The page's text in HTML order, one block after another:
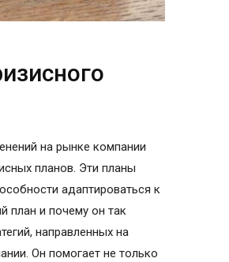
на рынке компании
планов. Эти планы
адаптироваться к
план и почему он так
направленных на
Он помогает не только